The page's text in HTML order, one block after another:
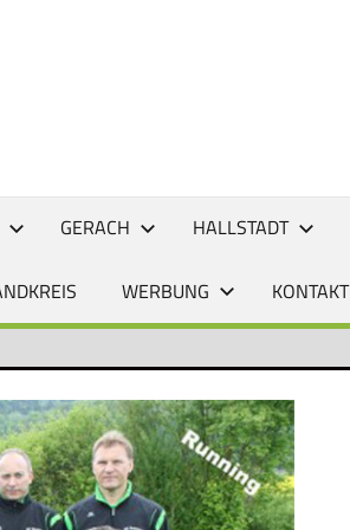
GERACH HALLSTADT
WERBUNG KONTAKT